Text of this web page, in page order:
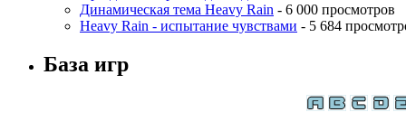
Динамическая тема Heavy Rain - 6 000 просмотров
Heavy Rain - испытание чувствами - 5 684
База игр